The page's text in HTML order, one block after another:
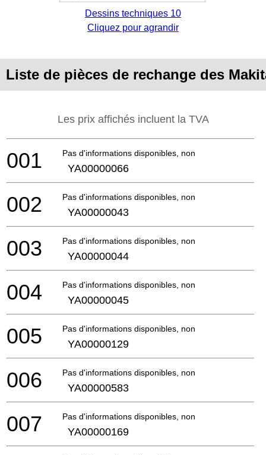
Dessins techniques 10
Cliquez pour agrandir
Liste de pièces de rechange des
Les prix affichés incluent la TVA
Pas d'informations disponibles, non commandable
001 YA00000066
Pas d'informations disponibles, non commandable
002 YA00000043
Pas d'informations disponibles, non commandable
003 YA00000044
Pas d'informations disponibles, non commandable
004 YA00000045
Pas d'informations disponibles, non commandable
005 YA00000129
Pas d'informations disponibles, non commandable
006 YA00000583
Pas d'informations disponibles, non commandable
007 YA00000169